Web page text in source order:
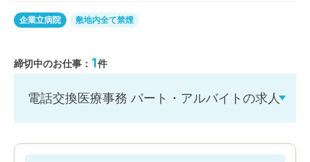
企業立病院 敷地内全て禁煙
締切中のお仕事： 1件
電話交換医療事務 パート・アルバイトの求人